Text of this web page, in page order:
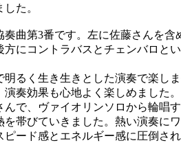
た。
曲第3番です。左に佐藤さんを含
にコントラバスとチェンバロと
るく生き生きとした演奏で楽し
奏効果も心地よく楽しめました。
で、ヴァイオリンソロから輪唱
帯びていきました。熱い演奏に
ード感とエネルギー感に圧倒さ